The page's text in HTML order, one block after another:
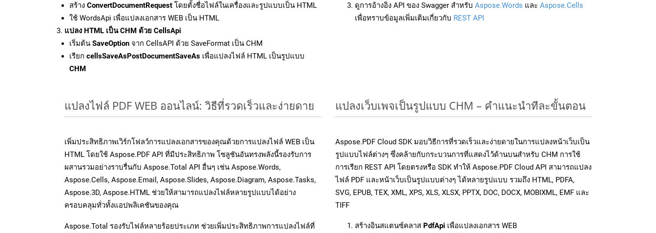
สร้าง ConvertDocumentRequest โดยตั้งชื่อไฟล์ในเครื่องและรูปแบบเป็น HTML
ใช้ WordsApi เพื่อแปลงเอกสาร WEB เป็น HTML
แปลง HTML เป็น CHM ด้วย CellsApi
เริ่มต้น SaveOption จาก CellsAPI ด้วย SaveFormat เป็น CHM
เรียก cellsSaveAsPostDocumentSaveAs เพื่อแปลงไฟล์ HTML เป็นรูปแบบ
CHM
ดูการอ้างอิง API ของ Swagger สำหรับ Aspose.Words และ Aspose.Cells
เพื่อทราบข้อมูลเพิ่มเติมเกี่ยวกับ REST API
แปลงไฟล์ PDF WEB ออนไลน์: วิธีที่รวดเร็วและง่ายดาย
เพิ่มประสิทธิภาพเวิร์กโฟลว์การแปลงเอกสารของคุณด้วยการแปลงไฟล์ WEB เป็น
HTML โดยใช้ Aspose.PDF API ที่มีประสิทธิภาพ โซลูชันอันทรงพลังนี้รองรับการ
ผสานรวมอย่างราบรื่นกับ Aspose.Total API อื่นๆ เช่น Aspose.Words,
Aspose.Cells, Aspose.Email, Aspose.Slides, Aspose.Diagram, Aspose.Tasks,
Aspose.3D, Aspose.HTML ช่วยให้สามารถแปลงไฟล์หลายรูปแบบได้อย่าง
ครอบคลุมทั่วทั้งแอปพลิเคชันของคุณ
Aspose.Total รองรับไฟล์หลายร้อยประเภท ช่วยเพิ่มประสิทธิภาพการแปลงไฟล์ที่
แปลงเว็บเพจเป็นรูปแบบ CHM – คำแนะนำทีละขั้นตอน
Aspose.PDF Cloud SDK มอบวิธีการที่รวดเร็วและง่ายดายในการแปลงหน้าเว็บเป็น
รูปแบบไฟล์ต่างๆ ซึ่งคล้ายกับกระบวนการที่แสดงไว้ด้านบนสำหรับ CHM การใช้
การเรียก REST API โดยตรงหรือ SDK ทำให้ Aspose.PDF Cloud API สามารถแปลง
ไฟล์ PDF และหน้าเว็บเป็นรูปแบบต่างๆ ได้หลายรูปแบบ รวมถึง HTML, PDFA,
SVG, EPUB, TEX, XML, XPS, XLS, XLSX, PPTX, DOC, DOCX, MOBIXML, EMF และ
TIFF
สร้างอินสแตนซ์คลาส PdfApi เพื่อแปลงเอกสาร WEB